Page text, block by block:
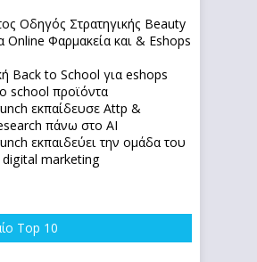
Οδηγός Στρατηγικής Beauty
Online Φαρμακεία και & Eshops
Back to School για eshops
school προϊόντα
εκπαίδευσε Attp &
πάνω στο ΑΙ
εκπαιδεύει την ομάδα του
digital marketing
Top 10